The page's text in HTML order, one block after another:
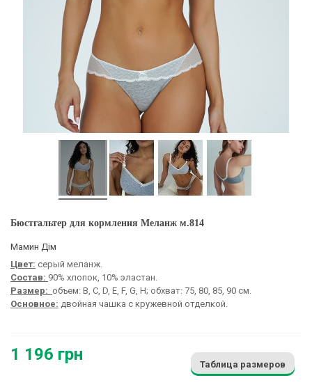
Бюстгальтер для кормления Меланж м.814
Мамин Дім
Цвет: серый меланж.
Состав: 90% хлопок, 10% эластан.
Размер: объем: B, C, D, E, F, G, H; обхват: 75, 80, 85, 90 см.
Основное: двойная чашка с кружевной отделкой.
1 196 грн
Таблица размеров